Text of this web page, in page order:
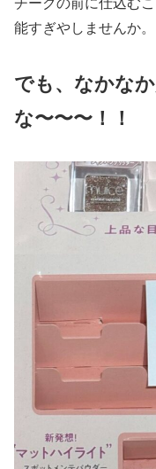
チークの前に仕込む
能すぎやしませんか。
でも、なかな
な〜〜〜！！